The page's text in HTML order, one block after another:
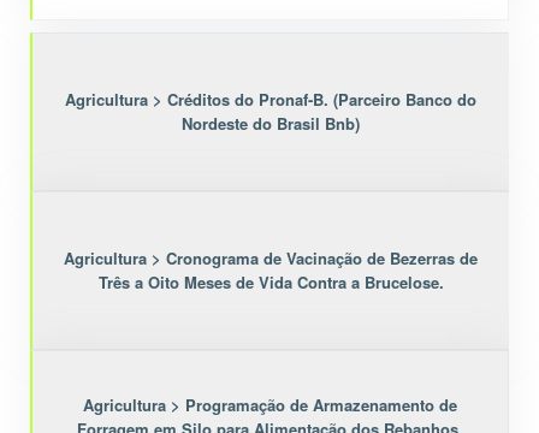
Agricultura > Créditos do Pronaf-B. (Parceiro Banco do
Nordeste do Brasil Bnb)
Agricultura > Cronograma de Vacinação de Bezerras de
Três a Oito Meses de Vida Contra a Brucelose.
Agricultura > Programação de Armazenamento de